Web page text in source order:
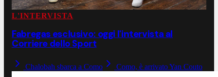
L'INTERVISTA
Fabregas esclusivo: oggi l'intervista al
Corriere dello Sport
Chalobah sbarca a Como Como, è arrivato Yan Couto